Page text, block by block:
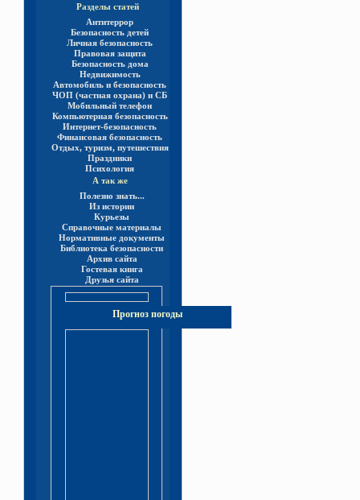
Разделы статей
Антитеррор
Безопасность детей
Личная безопасность
Правовая защита
Безопасность дома
Недвижимость
Автомобиль и безопасность
ЧОП (частная охрана) и СБ
Мобильный телефон
Компьютерная безопасность
Интернет-безопасность
Финансовая безопасность
Отдых, туризм, путешествия
Праздники
Психология
А так же
Полезно знать...
Из истории
Курьезы
Справочные материалы
Нормативные документы
Библиотека безопасности
Архив сайта
Гостевая книга
Друзья сайта
Прогноз погоды